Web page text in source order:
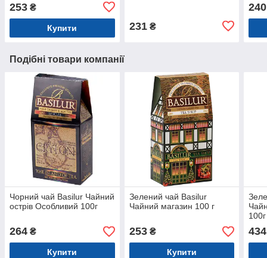
253 ₴
Купити 231₴
240
Подібні товари компанії
Чорний чай Basilur Чайний
острів Особливий 100г
264 ₴
Купити
Зелений чай Basilur
Чайний магазин 100 г
253₴
Купити
100г
434